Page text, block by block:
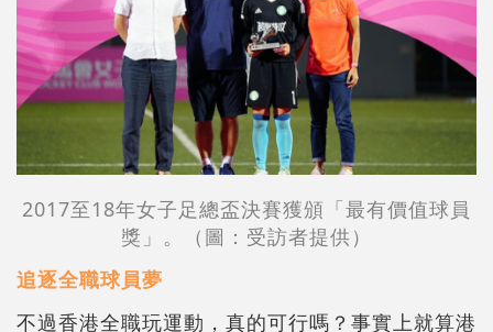
2017至18年女子足總盃決賽獲頒「最有價值球員
獎」。（圖：受訪者提供）
追逐全職球員夢
不過香港全職玩運動，真的可行嗎？事實上就算港